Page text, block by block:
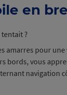
en
?
amarres pour
bords, vous
navigation